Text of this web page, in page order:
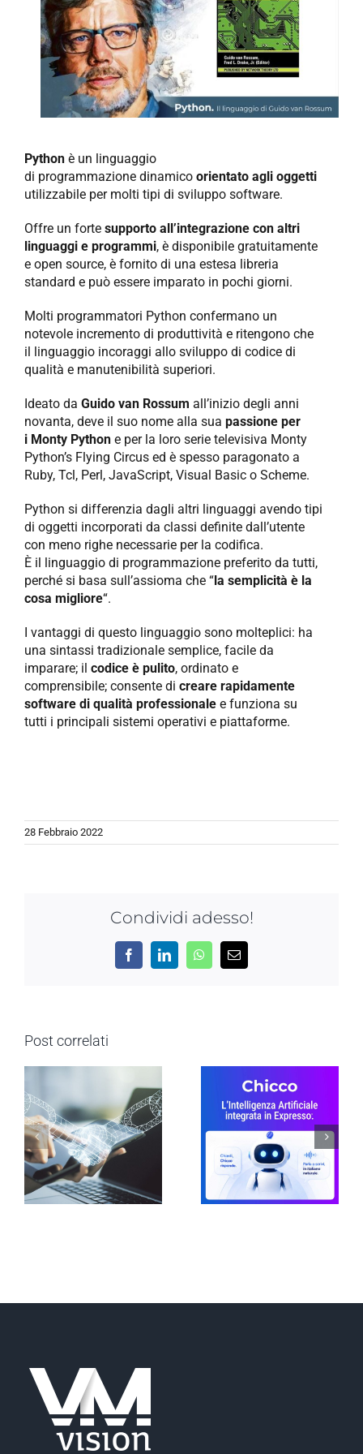
NEWS
AZIENDA
CONTATTI
Python è un linguaggio
di programmazione dinamico orientato agli oggetti
utilizzabile per molti tipi di sviluppo software.
Offre un forte supporto all’integrazione con altri
linguaggi e programmi, è disponibile gratuitamente
e open source, è fornito di una estesa libreria
standard e può essere imparato in pochi giorni.
Molti programmatori Python confermano un
notevole incremento di produttività e ritengono che
il linguaggio incoraggi allo sviluppo di codice di
qualità e manutenibilità superiori.
Ideato da Guido van Rossum all’inizio degli anni
novanta, deve il suo nome alla sua passione per
i Monty Python e per la loro serie televisiva Monty
Python’s Flying Circus ed è spesso paragonato a
Ruby, Tcl, Perl, JavaScript, Visual Basic o Scheme.
Python si differenzia dagli altri linguaggi avendo tipi
di oggetti incorporati da classi definite dall’utente
con meno righe necessarie per la codifica.
È il linguaggio di programmazione preferito da tutti,
perché si basa sull’assioma che “la semplicità è la
cosa migliore“.
I vantaggi di questo linguaggio sono molteplici: ha
una sintassi tradizionale semplice, facile da
imparare; il codice è pulito, ordinato e
comprensibile; consente di creare rapidamente
software di qualità professionalee funziona su
tutti i principali sistemi operativi e piattaforme.
28 Febbraio 2022
Condividi adesso!
FacebookLinkedInWhatsApp
Email
Post correlati